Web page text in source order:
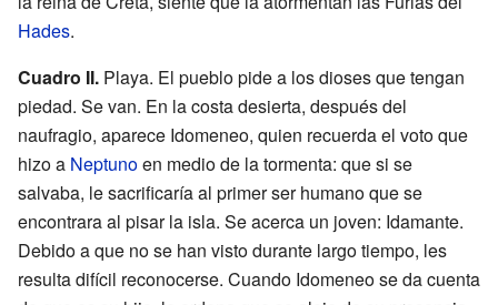
Hades.
Cuadro II. Playa. El pueblo pide a los dioses que tengan
piedad. Se van. En la costa desierta, después del
naufragio, aparece Idomeneo, quien recuerda el voto que
hizo a Neptunoen medio de la tormenta: que si se
salvaba, le sacrificaría al primer ser humano que se
encontrara al pisar la isla. Se acerca un joven: Idamante.
Debido a que no se han visto durante largo tiempo, les
resulta difícil reconocerse. Cuando Idomeneo se da cuenta